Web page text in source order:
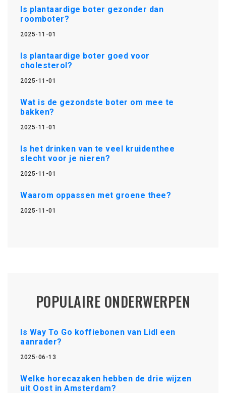
Is plantaardige boter gezonder dan
roomboter?
2025-11-01
Is plantaardige boter goed voor
cholesterol?
2025-11-01
Wat is de gezondste boter om mee te
bakken?
2025-11-01
Is het drinken van te veel kruidenthee
slecht voor je nieren?
2025-11-01
Waarom oppassen met groene thee?
2025-11-01
POPULAIRE ONDERWERPEN
Is Way To Go koffiebonen van Lidl een
aanrader?
2025-06-13
Welke horecazaken hebben de drie wijzen
uit Oost in Amsterdam?